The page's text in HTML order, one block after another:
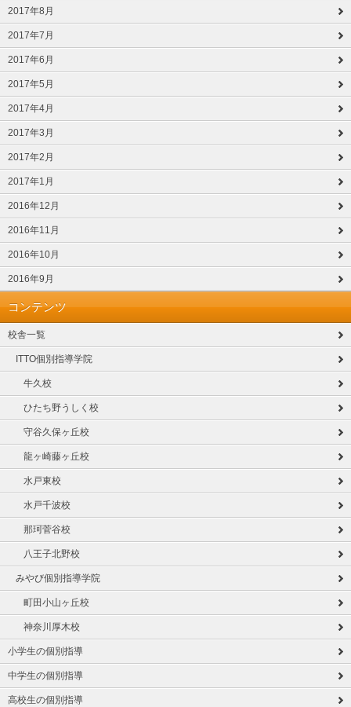
2017年8月
2017年7月
2017年6月
2017年5月
2017年4月
2017年3月
2017年2月
2017年1月
2016年12月
2016年11月
2016年10月
2016年9月
コンテンツ
校舎一覧
ITTO個別指導学院
牛久校
ひたち野うしく校
守谷久保ヶ丘校
龍ヶ崎藤ヶ丘校
水戸東校
水戸千波校
那珂菅谷校
八王子北野校
みやび個別指導学院
町田小山ヶ丘校
神奈川厚木校
小学生の個別指導
中学生の個別指導
高校生の個別指導